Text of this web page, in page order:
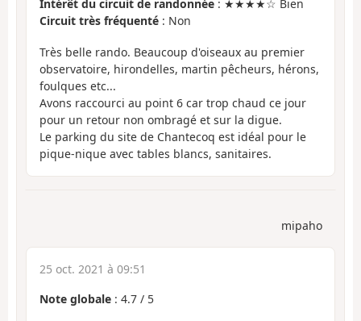
Intérêt du circuit de randonnée : ★★★★☆ Bien
Circuit très fréquenté : Non
Très belle rando. Beaucoup d'oiseaux au premier
observatoire, hirondelles, martin pêcheurs, hérons,
foulques etc...
Avons raccourci au point 6 car trop chaud ce jour
pour un retour non ombragé et sur la digue.
Le parking du site de Chantecoq est idéal pour le
pique-nique avec tables blancs, sanitaires.
mipaho
25 oct. 2021 à 09:51
Note globale : 4.7 / 5